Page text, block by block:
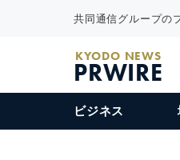
共同通信グループの
KYODO NEWS
PRWIRE
ビジネス